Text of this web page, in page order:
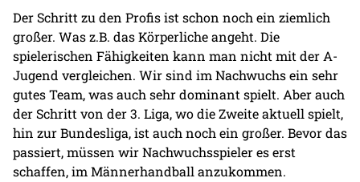
Der Schritt zu den Profis ist schon noch ein ziemlich
großer. Was z.B. das Körperliche angeht. Die
spielerischen Fähigkeiten kann man nicht mit der A-
Jugend vergleichen. Wir sind im Nachwuchs ein sehr
gutes Team, was auch sehr dominant spielt. Aber auch
der Schritt von der 3. Liga, wo die Zweite aktuell spielt,
hin zur Bundesliga, ist auch noch ein großer. Bevor das
passiert, müssen wir Nachwuchsspieler es erst
schaffen, im Männerhandball anzukommen.